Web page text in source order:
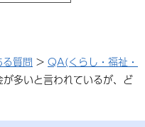
質問 > QA(くらし・福祉・
多いと言われているが、ど